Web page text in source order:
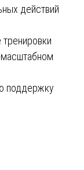
действий
поддержку